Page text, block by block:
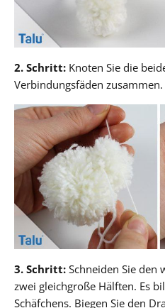
2. Schritt: Knoten Sie die
Verbindungsfäden zusammen.
3. Schritt: Schneiden Sie den
zwei gleichgroße Hälften. Es
Schäfchens. Biegen Sie den